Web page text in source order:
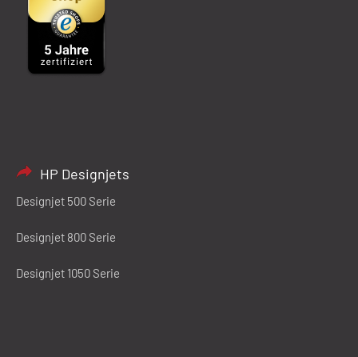
HP Designjets
Designjet 500 Serie
Designjet 800 Serie
Designjet 1050 Serie